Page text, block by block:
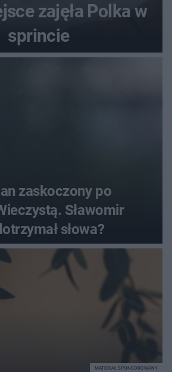
zajęła Polka w
sprincie
zaskoczony po
Sławomir
słowa?
MATERIAŁ SPONSOROWANY